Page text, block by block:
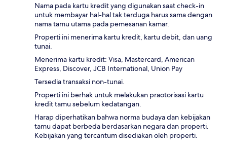
Nama pada kartu kredit yang digunakan saat check-in
untuk membayar hal-hal tak terduga harus sama dengan
nama tamu utama pada pemesanan kamar.
Properti ini menerima kartu kredit, kartu debit, dan uang
tunai.
Menerima kartu kredit: Visa, Mastercard, American
Express, Discover, JCB International, Union Pay
Tersedia transaksi non-tunai.
Properti ini berhak untuk melakukan praotorisasi kartu
kredit tamu sebelum kedatangan.
Harap diperhatikan bahwa norma budaya dan kebijakan
tamu dapat berbeda berdasarkan negara dan properti.
Kebijakan yang tercantum disediakan oleh properti.